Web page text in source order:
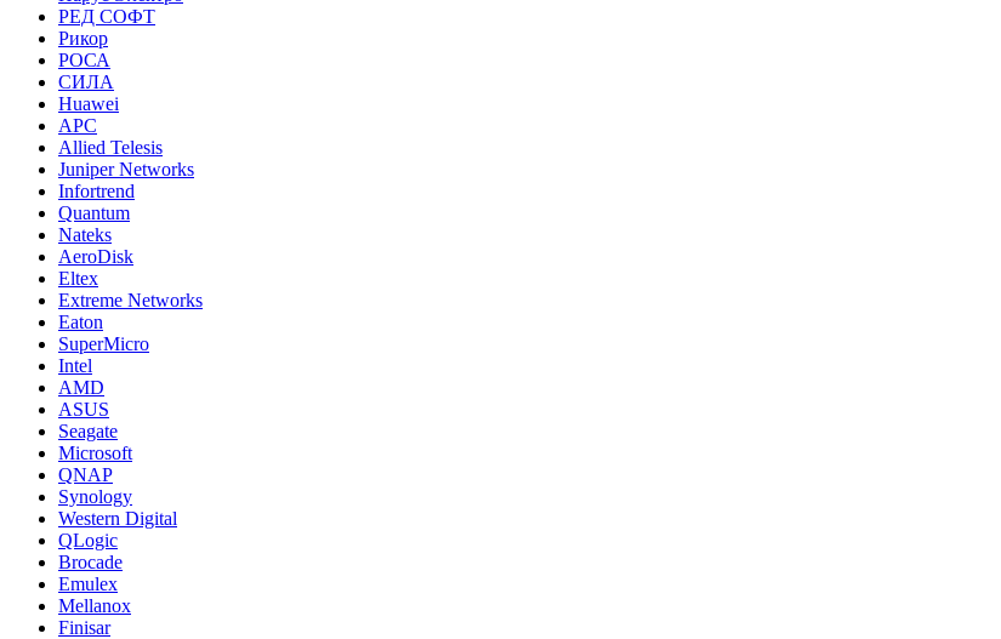
РЕД СОФТ
Рикор
РОСА
СИЛА
Huawei
APC
Allied Telesis
Juniper Networks
Infortrend
Quantum
Nateks
AeroDisk
Eltex
Extreme Networks
Eaton
SuperMicro
Intel
AMD
ASUS
Seagate
Microsoft
QNAP
Synology
Western Digital
QLogic
Brocade
Emulex
Mellanox
Finisar